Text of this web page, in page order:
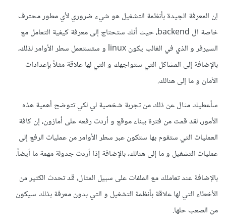
إن المعرفة الجيدة بأنظمة التشغيل هو شيء ضروري ﻷي مطور محترف
خاصة ال backend، حيث أنك ستحتاج إلى معرفة كيفية التعامل مع
السيرفر و الذي في الغالب يكون linux و ستستعمل سطر الأوامر لذلك،
بالإضافة إلى المشاكل التي ستواجهك و التي لها علاقة مثلاً بإعدادات
الأمان و ما إلى هنالك.
سأعطيك مثال عن ذلك من تجربة شخصية لي لكي تتوضح أهمية هذه
الأمور، لقد قمت من فترة ببناء موقع و أردت رفعه على أمازون، إن كافة
العمليات التي ستقوم بها ستكون عبر سطر الأوامر من عمليات الرفع إلى
عمليات التشغيل و ما إلى هنالك، بالإضافة إذا أردت جدولة مهمة ما أيضاً.
بالإضافة عند تعاملك مع الملفات على سبيل المثال، قد تحدث الكثير من
الأخطاء التي لها علاقة بأنظمة التشغيل و التي بدون معرفة بذلك سيكون
من الصعب حلها.